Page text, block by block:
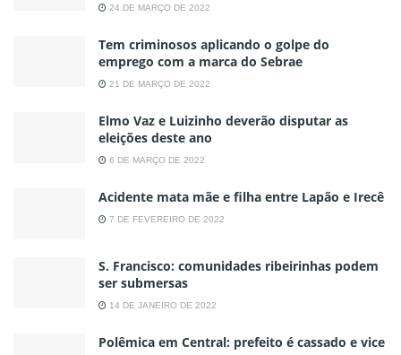
24 DE MARÇO DE 2022
Tem criminosos aplicando o golpe do
emprego com a marca do Sebrae
21 DE MARÇO DE 2022
Elmo Vaz e Luizinho deverão disputar as
eleições deste ano
6 DE MARÇO DE 2022
Acidente mata mãe e filha entre Lapão e Irecê
7 DE FEVEREIRO DE 2022
S. Francisco: comunidades ribeirinhas podem
ser submersas
14 DE JANEIRO DE 2022
Polêmica em Central: prefeito é cassado e vice